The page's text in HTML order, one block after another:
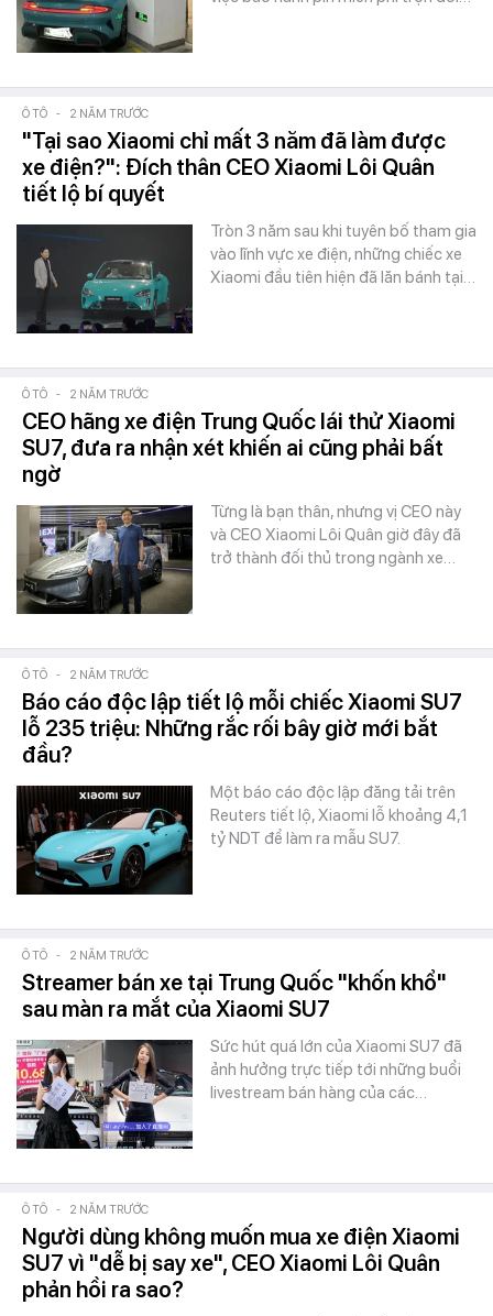
Ô TÔ - 2 NĂM TRƯỚC
"Tại sao Xiaomi chỉ mất 3 năm đã làm được
xe điện?": Đích thân CEO Xiaomi Lôi Quân
tiết lộ bí quyết
Tròn 3 năm sau khi tuyên bố tham gia
vào lĩnh vực xe điện, những chiếc xe
Xiaomi đầu tiên hiện đã lăn bánh tại…
Ô TÔ - 2 NĂM TRƯỚC
CEO hãng xe điện Trung Quốc lái thử Xiaomi
SU7, đưa ra nhận xét khiến ai cũng phải bất
ngờ
Từng là bạn thân, nhưng vị CEO này
và CEO Xiaomi Lôi Quân giờ đây đã
trở thành đối thủ trong ngành xe…
Ô TÔ - 2 NĂM TRƯỚC
Báo cáo độc lập tiết lộ mỗi chiếc Xiaomi SU7
lỗ 235 triệu: Những rắc rối bây giờ mới bắt
đầu?
Một báo cáo độc lập đăng tải trên
Reuters tiết lộ, Xiaomi lỗ khoảng 4,1
tỷ NDT để làm ra mẫu SU7.
Ô TÔ - 2 NĂM TRƯỚC
Streamer bán xe tại Trung Quốc "khốn khổ"
sau màn ra mắt của Xiaomi SU7
Sức hút quá lớn của Xiaomi SU7 đã
ảnh hưởng trực tiếp tới những buổi
livestream bán hàng của các…
Ô TÔ - 2 NĂM TRƯỚC
Người dùng không muốn mua xe điện Xiaomi
SU7 vì "dễ bị say xe", CEO Xiaomi Lôi Quân
phản hồi ra sao?